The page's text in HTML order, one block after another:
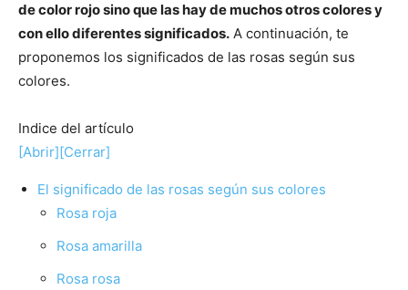
de color rojo sino que las hay de muchos otros colores y
con ello diferentes significados. A continuación, te
proponemos los significados de las rosas según sus
colores.
Indice del artículo
[Abrir][Cerrar]
El significado de las rosas según sus colores
Rosa roja
Rosa amarilla
Rosa rosa